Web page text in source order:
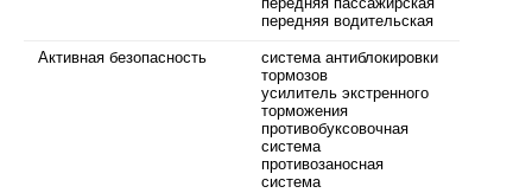
передняя водительская
Активная безопасность
система антиблокировки
тормозов
усилитель экстренного
торможения
противобуксовочная
система
противозаносная
система